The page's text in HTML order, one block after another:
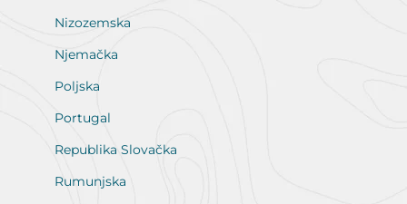
Nizozemska
Njemačka
Poljska
Portugal
Republika Slovačka
Rumunjska